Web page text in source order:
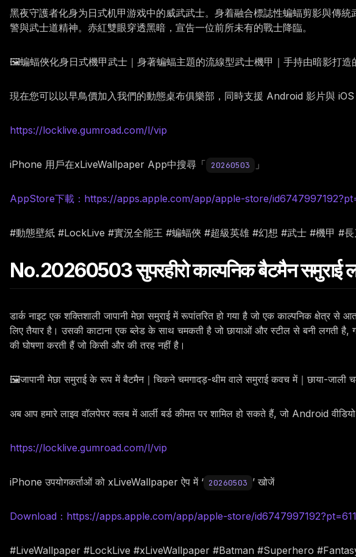
黑夜守護者化身为日式机甲游戏中的威武武士。身着融合標誌性蝙蝠剪影與傳
警與武士道精神。赤紅雙眼穿透黑暗，宣告一位前所未有的戰士降臨。
🖼️蝙蝠俠化身日式機甲武士｜身著蝙蝠主題的流線型武士機甲｜手持由暗影打
現在您可以以早鳥價加入我們的動態桌布俱樂部，同時支援 Android 影片與 iOS
https://locklive.gumroad.com/l/vip
iPhone 用戶在xLiveWallpaper App中搜尋「 20260503 」
AppStore下載：https://apps.apple.com/app/apple-store/
#動態壁紙 #LockLive #實況全能王 #蝙蝠俠 #超級英雄 #幻想 #武士 #機甲 #
No.20260503 सुपरहीरो काल्पनिक बैटमैन समुराई
डार्क नाइट एक शक्तिशाली जापानी मेछा समुराई में रूपांतरित हो गया है जो एक काल्पनिक क्षेत्र
लिए तैयार है। उसकी काटाना एक ब्लेड के साथ चमकती है जो छायाओं और स्टील से बनी लगती
की घोषणा करती हैं जो किसी और की तरह नहीं है।
🖼️जापानी मेछा समुराई के रूप में बैटमैन｜चिकने चमगादड़-थीम वाले समुराई कवच में｜छाया-जाली
अब आप हमारे लाइव वॉलपेपर क्लब में आर्ली बर्ड कीमत पर शामिल हो सकते हैं, जो Android
https://locklive.gumroad.com/l/vip
iPhone उपयोगकर्ताओं को xLiveWallpaper ऐप में ‘ 20260503 ’ खोजें
Download：https://apps.apple.com/app/apple-store/
#LiveWallpaper #LockLive #xLiveWallpaper #Batman #Superhero